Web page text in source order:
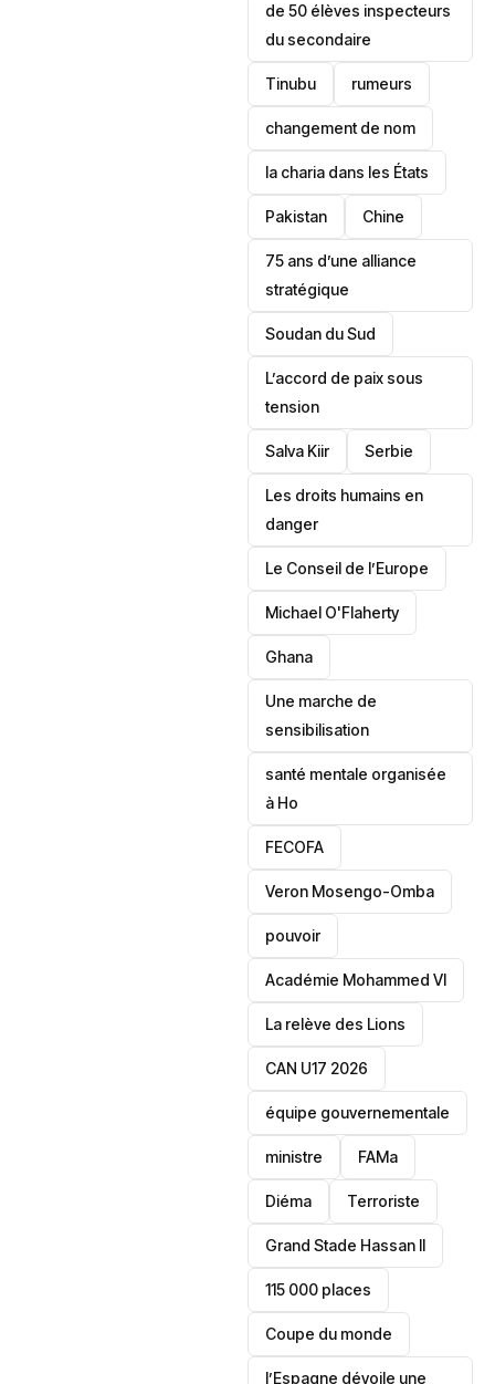
de 50 élèves inspecteurs
du secondaire
Tinubu rumeurs
changement de nom
la charia dans les États
‎Pakistan Chine
75 ans d’une alliance
stratégique
‎Soudan du Sud
L’accord de paix sous
tension
Salva Kiir ‎Serbie
Les droits humains en
danger
‎Le Conseil de l’Europe
Michael O'Flaherty
‎Ghana
Une marche de
sensibilisation
santé mentale organisée
à Ho
‎FECOFA
Veron Mosengo-Omba
pouvoir
Académie Mohammed VI
La relève des Lions
CAN U17 2026
équipe gouvernementale
ministre FAMa
Diéma Terroriste
Grand Stade Hassan II
115 000 places
‎Coupe du monde
l’Espagne dévoile une